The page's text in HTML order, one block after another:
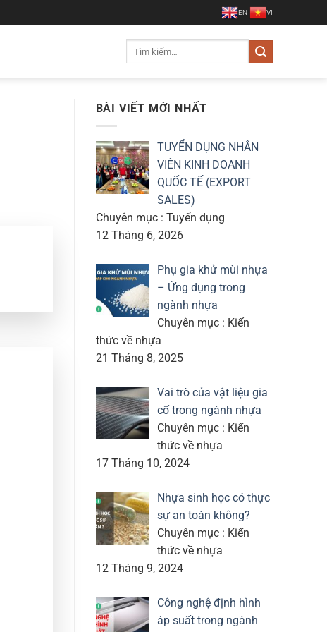
EN VI
BÀI VIẾT MỚI NHẤT
TUYỂN DỤNG NHÂN
VIÊN KINH DOANH
QUỐC TẾ (EXPORT
SALES)
Chuyên mục : Tuyển dụng
12 Tháng 6, 2026
Phụ gia khử mùi nhựa
– Ứng dụng trong
ngành nhựa
Chuyên mục : Kiến
thức về nhựa
21 Tháng 8, 2025
Vai trò của vật liệu gia
cố trong ngành nhựa
Chuyên mục : Kiến
thức về nhựa
17 Tháng 10, 2024
Nhựa sinh học có thực
sự an toàn không?
Chuyên mục : Kiến
thức về nhựa
12 Tháng 9, 2024
Công nghệ định hình
áp suất trong ngành